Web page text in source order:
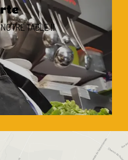
TABLE ‼